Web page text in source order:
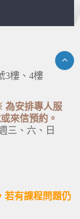
3樓、4樓
為安排專人服
來信預約。
三、六、日
有課程問題仍